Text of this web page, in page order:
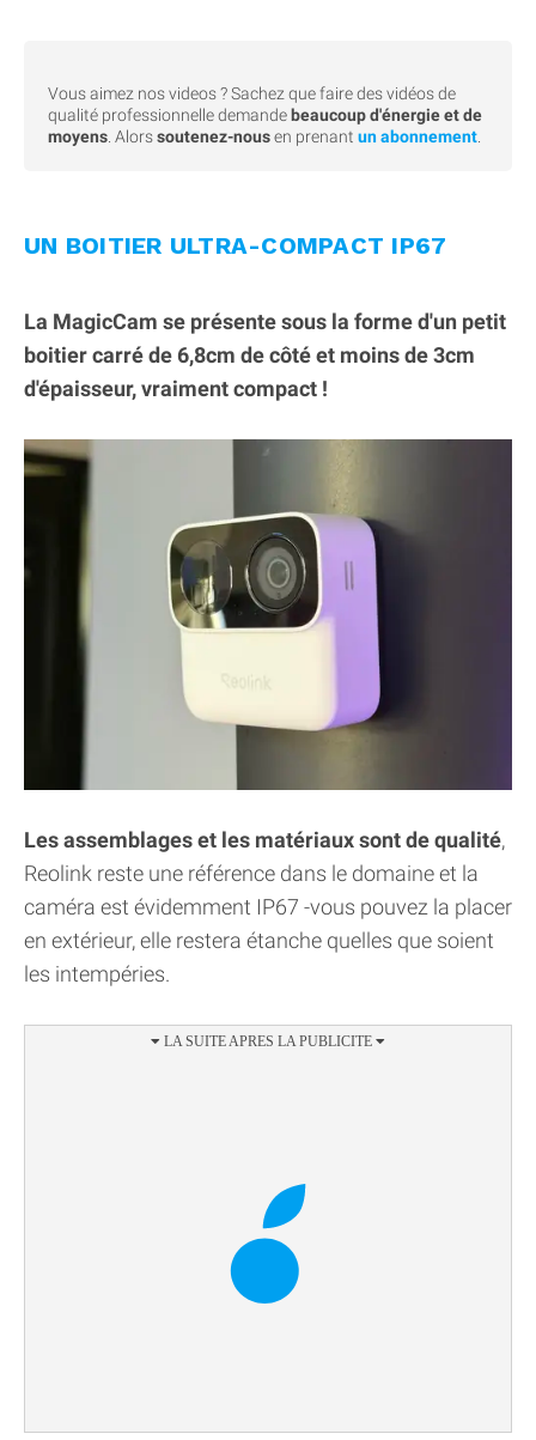
Vous aimez nos videos ? Sachez que faire des vidéos de
qualité professionnelle demande beaucoup d'énergie et de
moyens . Alorssoutenez-nousen prenant un abonnement
UN BOITIER ULTRA-COMPACT IP67
La MagicCam se présente sous la forme d'un petit
boitier carré de 6,8cm de côté et moins de 3cm
d'épaisseur, vraiment compact !
Les assemblages et les matériaux sont de qualité,
Reolink reste une référence dans le domaine et la
caméra est évidemment IP67 -vous pouvez la placer
en extérieur, elle restera étanche quelles que soient
les intempéries.